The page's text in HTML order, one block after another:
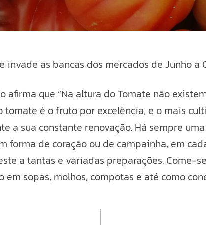
invade as bancas dos mercados de Junho a
que “Na altura do Tomate não
é o fruto por excelência, e o mais
a sua constante renovação. Há sempre
forma de coração ou de campainha, em
a tantas e variadas preparações. Come-
em sopas, molhos, compotas e até como